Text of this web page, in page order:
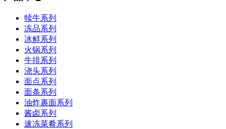
犊牛系列
冻品系列
冰鲜系列
火锅系列
牛排系列
浇头系列
面点系列
面条系列
油炸裹面系列
酱卤系列
速冻菜肴系列